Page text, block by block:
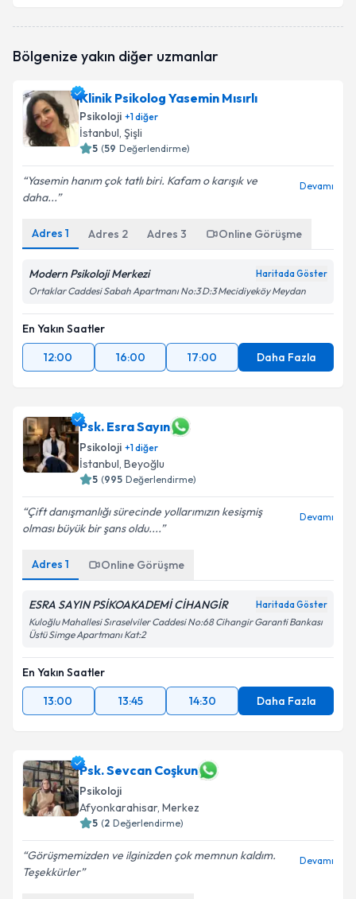
oluşturun. Size bu uzmandan randevu almanız için bir
E-posta Adresiniz
Kişisel verilerimin işlenmesine ilişkinAydınlatma
Takvim Talebini Gönder
Bölgenize yakın diğer uzmanlar
Klinik Psikolog Yasemin Mısırlı
Psikoloji +1diğer
İstanbul, Şişli
5 (59 Değerlendirme)
Yasemin hanım çok tatlı biri. Kafam o karışık ve
daha...
Devamı
Adres 1 Adres 2 Adres 3 Online Görüşme
Modern Psikoloji Merkezi Haritada Göster
Ortaklar Caddesi Sabah Apartmanı No:3 D:3 Mecidiyeköy Meydan
En Yakın Saatler
12:00
16:00 17:00 Daha Fazla
Psk. Esra Sayın
Psikoloji +1diğer
İstanbul, Beyoğlu
5 (995 Değerlendirme)
Çift danışmanlığı sürecinde yollarımızın kesişmiş
olması büyük bir şans oldu....
Devamı
Adres 1 Online Görüşme
ESRA SAYIN PSİKOAKADEMİ CİHANGİR Haritada Göster
Kuloğlu Mahallesi Sıraselviler Caddesi No:68 Cihangir Garanti Bankası
Üstü Simge Apartmanı Kat:2
En Yakın Saatler
13:00
13:45 14:30 Daha Fazla
Psk. Sevcan Coşkun
Psikoloji
Afyonkarahisar, Merkez
5 (2 Değerlendirme)
Görüşmemizden ve ilginizden çok memnun kaldım.
Teşekkürler
Devamı